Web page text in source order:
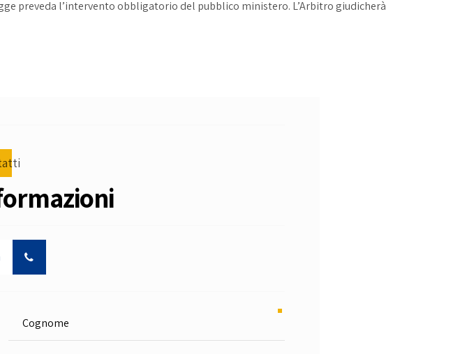
preveda l’intervento obbligatorio del pubblico ministero. L’Arbitro giudicherà